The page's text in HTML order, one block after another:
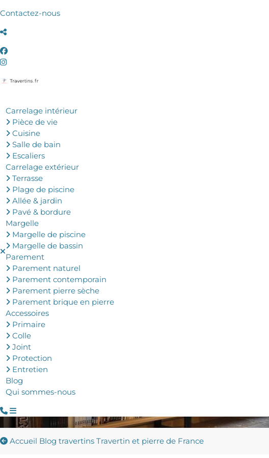
Contactez-nous
Carrelage intérieur
Pièce de vie
Cuisine
Salle de bain
Escaliers
Carrelage extérieur
Terrasse
Plage de piscine
Allée & jardin
Pavé & bordure
Margelle
Margelle de piscine
Margelle de bassin
Parement
Parement naturel
Parement contemporain
Parement pierre sèche
Parement brique en pierre
Accessoires
Primaire
Colle
Joint
Protection
Entretien
Blog
Qui sommes-nous
Accueil Blog travertins Travertin et pierre de France